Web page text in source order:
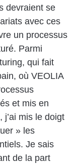
devraient se
avec ces
un processus
Parmi
, qui fait
où VEOLIA
et mis en
mis le doigt
» les
Je sais
de la part